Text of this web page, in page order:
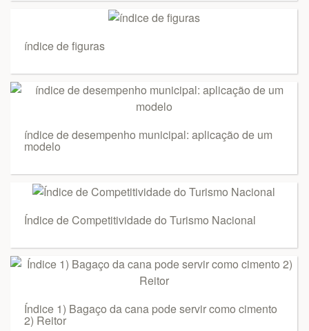
índice de figuras
índice de desempenho municipal: aplicação de um
modelo
Índice de Competitividade do Turismo Nacional
Índice 1) Bagaço da cana pode servir como cimento
2) Reitor